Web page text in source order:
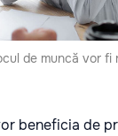
de muncă vor
beneficia de